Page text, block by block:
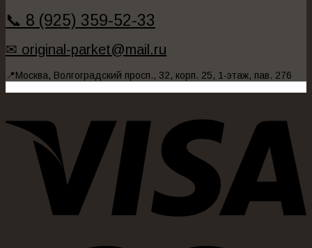
📞 8 (925) 359-52-33
✉ original-parket@mail.ru
📍Москва, Волгоградский просп., 32, корп. 25, 1-этаж, пав. 276